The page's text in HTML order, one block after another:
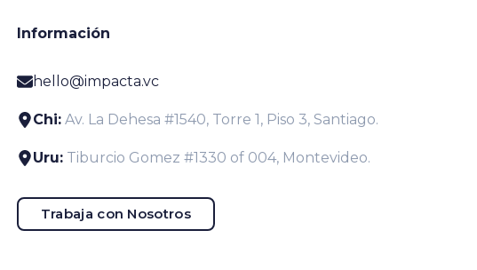
Información
hello@impacta.vc
Chi: Av. La Dehesa #1540, Torre 1, Piso 3, Santiago.
Uru: Tiburcio Gomez #1330 of 004, Montevideo.
Trabaja con Nosotros